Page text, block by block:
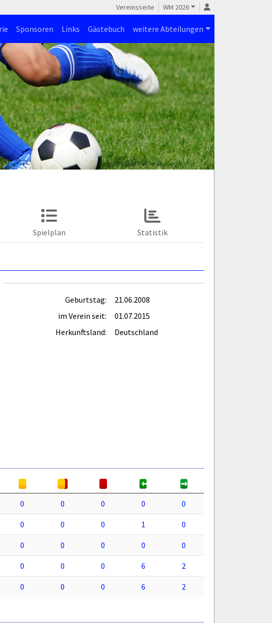
Vereinsseite WM 2026
Sponsoren Links Gästebuch weitere Abteilungen
Spielplan Statistik
Geburtstag:
21.06.2008
im Verein seit:
01.07.2015
Herkunftsland:
Deutschland
0 0 0 0 0
0 0 0 1 0
0 0 0 0 0
0 0 0 6 2
0 0 0 6 2